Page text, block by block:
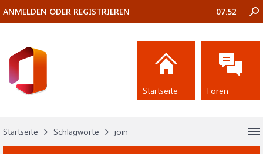
Startseite Schlagworte join
ANMELDEN ODER REGISTRIEREN 07:52
Startseite Foren